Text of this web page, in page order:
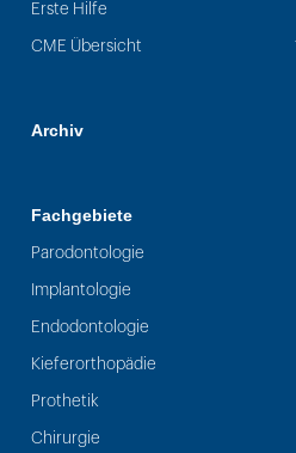
Erste Hilfe
CME Übersicht
Archiv
Fachgebiete
Parodontologie
Implantologie
Endodontologie
Kieferorthopädie
Prothetik
Chirurgie